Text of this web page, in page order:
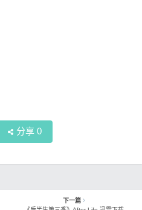
分享 0
下一篇